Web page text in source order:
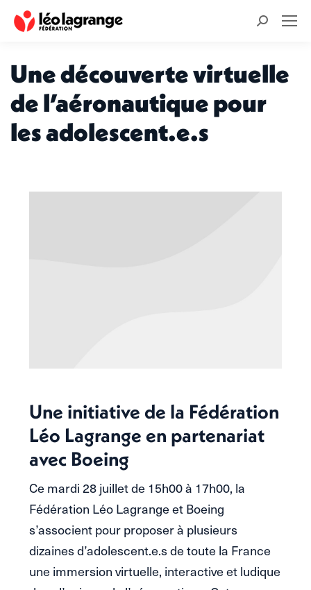
Recherche
Une découverte virtuelle
de l’aéronautique pour
les adolescent.e.s
Une initiative de la Fédération
Léo Lagrange en partenariat
avec Boeing
Ce mardi 28 juillet de 15h00 à 17h00, la
Fédération Léo Lagrange et Boeing
s’associent pour proposer à plusieurs
dizaines d’adolescent.e.s de toute la France
une immersion virtuelle, interactive et ludique